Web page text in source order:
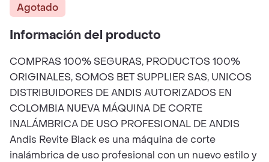
Agotado
Información del producto
COMPRAS 100% SEGURAS, PRODUCTOS 100%
ORIGINALES, SOMOS BET SUPPLIER SAS, UNICOS
DISTRIBUIDORES DE ANDIS AUTORIZADOS EN
COLOMBIA NUEVA MÁQUINA DE CORTE
INALÁMBRICA DE USO PROFESIONAL DE ANDIS
Andis Revite Black es una máquina de corte
inalámbrica de uso profesional con un nuevo estilo y